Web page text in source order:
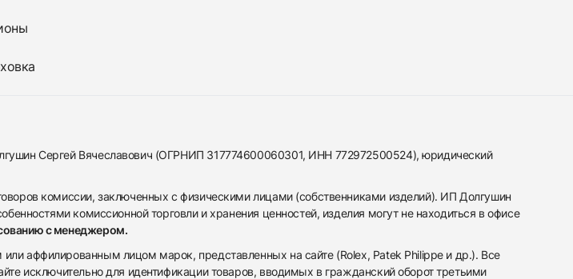
Сергей Вячеславович (ОГРНИП 317774600060301, ИНН 772972500524), юридический
комиссии, заключенных с физическими лицами (собственниками изделий). ИП Долгушин
комиссионной торговли и хранения ценностей, изделия могут не находиться в офисе
с менеджером.
аффилированным лицом марок, представленных на сайте (Rolex, Patek Philippe и др.). Все
исключительно для идентификации товаров, вводимых в гражданский оборот третьими